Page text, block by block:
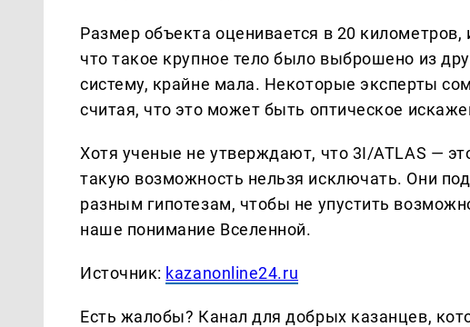
Размер объекта оценивается в 20 километров,
что такое крупное тело было выброшено из
систему, крайне мала. Некоторые эксперты
считая, что это может быть оптическое
Хотя ученые не утверждают, что 3I/ATLAS —
такую возможность нельзя исключать. Они
разным гипотезам, чтобы не упустить
наше понимание Вселенной.
Источник: kazanonline24.ru
Есть жалобы? Канал для добрых казанцев,